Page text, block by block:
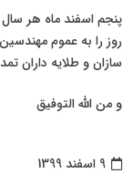
پنجم اسفند ماه هر
روز را به عموم
سازان و طلایه داران
و من الله التوفیق
9 اسفند 1399